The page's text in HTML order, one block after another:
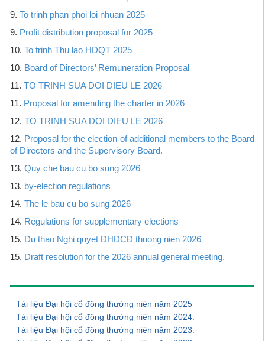
9. To trinh phan phoi loi nhuan 2025
9. Profit distribution proposal for 2025
10. To trinh Thu lao HDQT 2025
10. Board of Directors’ Remuneration Proposal
11. TO TRINH SUA DOI DIEU LE 2026
11. Proposal for amending the charter in 2026
12. TO TRINH SUA DOI DIEU LE 2026
12. Proposal for the election of additional members to the Board
of Directors and the Supervisory Board.
13. Quy che bau cu bo sung 2026
13. by-election regulations
14. The le bau cu bo sung 2026
14. Regulations for supplementary elections
15. Du thao Nghi quyet ĐHĐCĐ thuong nien 2026
15. Draft resolution for the 2026 annual general meeting.
Tài liệu Đại hội cổ đông thường niên năm 2025
Tài liệu Đại hội cổ đông thường niên năm 2024.
Tài liệu Đại hội cổ đông thường niên năm 2023.